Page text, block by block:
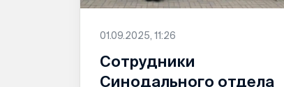
01.09.2025, 11:26
Сотрудники
Синодального отдела